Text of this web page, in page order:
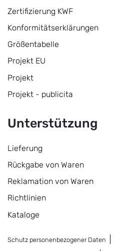
Zertifizierung KWF
Konformitätserklärungen
Größentabelle
Projekt EU
Projekt
Projekt - publicita
Unterstützung
Lieferung
Rückgabe von Waren
Reklamation von Waren
Richtlinien
Kataloge
Schutz personenbezogener Daten